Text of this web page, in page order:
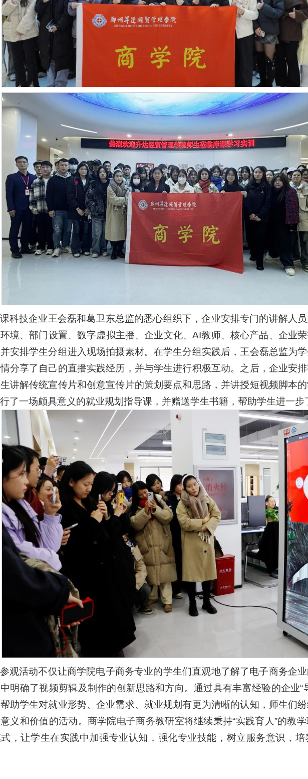
科技企业王会磊和葛卫东总监的悉心组织下，企业安排专门的讲解人
境、部门设置、数字虚拟主播、企业文化、AI教师、核心产品、企业
安排学生分组进入现场拍摄素材。在学生分组实践后，王会磊总监为
分享了自己的直播实践经历，并与学生进行积极互动。之后，企业安
讲解传统宣传片和创意宣传片的策划要点和思路，并讲授短视频脚本
了一场颇具意义的就业规划指导课，并赠送学生书籍，帮助学生进一步
观活动不仅让商学院电子商务专业的学生们直观地了解了电子商务企
明确了视频剪辑及制作的创新思路和方向。通过具有丰富经验的企业“
助学生对就业形势、企业需求、就业规划有更为清晰的认知，师生们
义和价值的活动。商学院电子商务教研室将继续秉持“实践育人”的教
，让学生在实践中加强专业认知，强化专业技能，树立服务意识，